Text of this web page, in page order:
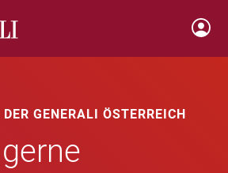
GENERALI ÖSTERREICH